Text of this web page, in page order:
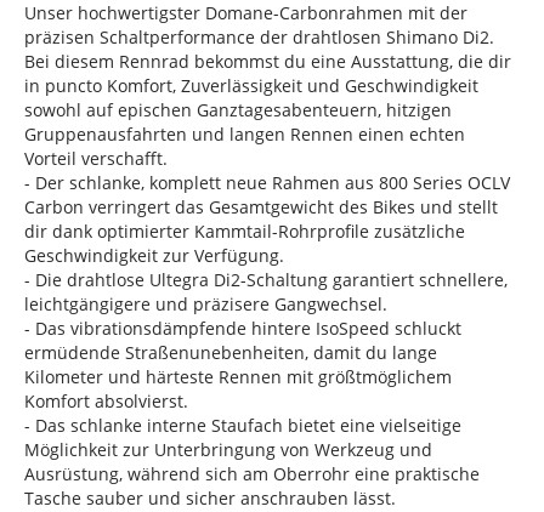
Unser hochwertigster Domane-Carbonrahmen mit der
präzisen Schaltperformance der drahtlosen Shimano Di2.
Bei diesem Rennrad bekommst du eine Ausstattung, die dir
in puncto Komfort, Zuverlässigkeit und Geschwindigkeit
sowohl auf epischen Ganztagesabenteuern, hitzigen
Gruppenausfahrten und langen Rennen einen echten
Vorteil verschafft.
- Der schlanke, komplett neue Rahmen aus 800 Series OCLV
Carbon verringert das Gesamtgewicht des Bikes und stellt
dir dank optimierter Kammtail-Rohrprofile zusätzliche
Geschwindigkeit zur Verfügung.
- Die drahtlose Ultegra Di2-Schaltung garantiert schnellere,
leichtgängigere und präzisere Gangwechsel.
- Das vibrationsdämpfende hintere IsoSpeed schluckt
ermüdende Straßenunebenheiten, damit du lange
Kilometer und härteste Rennen mit größtmöglichem
Komfort absolvierst.
- Das schlanke interne Staufach bietet eine vielseitige
Möglichkeit zur Unterbringung von Werkzeug und
Ausrüstung, während sich am Oberrohr eine praktische
Tasche sauber und sicher anschrauben lässt.